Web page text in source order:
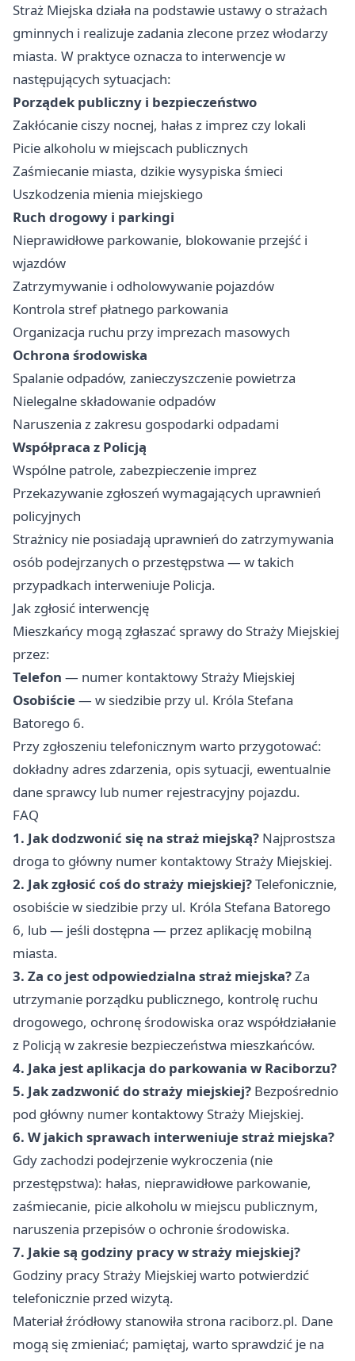
Straż Miejska działa na podstawie ustawy o strażach
gminnych i realizuje zadania zlecone przez włodarzy
miasta. W praktyce oznacza to interwencje w
następujących sytuacjach:
Porządek publiczny i bezpieczeństwo
Zakłócanie ciszy nocnej, hałas z imprez czy lokali
Picie alkoholu w miejscach publicznych
Zaśmiecanie miasta, dzikie wysypiska śmieci
Uszkodzenia mienia miejskiego
Ruch drogowy i parkingi
Nieprawidłowe parkowanie, blokowanie przejść i
wjazdów
Zatrzymywanie i odholowywanie pojazdów
Kontrola stref płatnego parkowania
Organizacja ruchu przy imprezach masowych
Ochrona środowiska
Spalanie odpadów, zanieczyszczenie powietrza
Nielegalne składowanie odpadów
Naruszenia z zakresu gospodarki odpadami
Współpraca z Policją
Wspólne patrole, zabezpieczenie imprez
Przekazywanie zgłoszeń wymagających uprawnień
policyjnych
Strażnicy nie posiadają uprawnień do zatrzymywania
osób podejrzanych o przestępstwa — w takich
przypadkach interweniuje Policja.
Jak zgłosić interwencję
Mieszkańcy mogą zgłaszać sprawy do Straży Miejskiej
przez:
Telefon — numer kontaktowy Straży Miejskiej
Osobiście— w siedzibie przy ul. Króla Stefana
Batorego 6.
Przy zgłoszeniu telefonicznym warto przygotować:
dokładny adres zdarzenia, opis sytuacji, ewentualnie
dane sprawcy lub numer rejestracyjny pojazdu.
FAQ
1. Jak dodzwonić się na straż miejską? Najprostsza
droga to główny numer kontaktowy Straży Miejskiej.
2. Jak zgłosić coś do straży miejskiej?Telefonicznie,
osobiście w siedzibie przy ul. Króla Stefana Batorego
6, lub — jeśli dostępna — przez aplikację mobilną
miasta.
3. Za co jest odpowiedzialna straż miejska?Za
utrzymanie porządku publicznego, kontrolę ruchu
drogowego, ochronę środowiska oraz współdziałanie
z Policją w zakresie bezpieczeństwa mieszkańców.
4. Jaka jest aplikacja do parkowania w Raciborzu?
5. Jak zadzwonić do straży miejskiej? Bezpośrednio
pod główny numer kontaktowy Straży Miejskiej.
6. W jakich sprawach interweniuje straż miejska?
Gdy zachodzi podejrzenie wykroczenia (nie
przestępstwa): hałas, nieprawidłowe parkowanie,
zaśmiecanie, picie alkoholu w miejscu publicznym,
naruszenia przepisów o ochronie środowiska.
7. Jakie są godziny pracy w straży miejskiej?
Godziny pracy Straży Miejskiej warto potwierdzić
telefonicznie przed wizytą.
Materiał źródłowy stanowiła strona raciborz.pl. Dane
mogą się zmieniać; pamiętaj, warto sprawdzić je na